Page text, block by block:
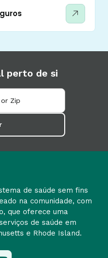
perto de si
de saúde sem fins
na comunidade, com
que oferece uma
de saúde em
e Rhode Island.